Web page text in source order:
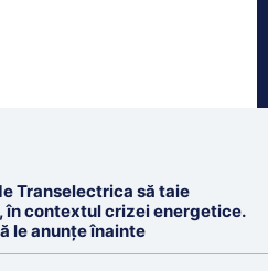
Transelectrica să taie
în contextul crizei energetice.
le anunțe înainte